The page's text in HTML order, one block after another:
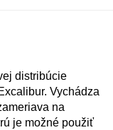
distribúcie
Vychádza
na
je možné použiť